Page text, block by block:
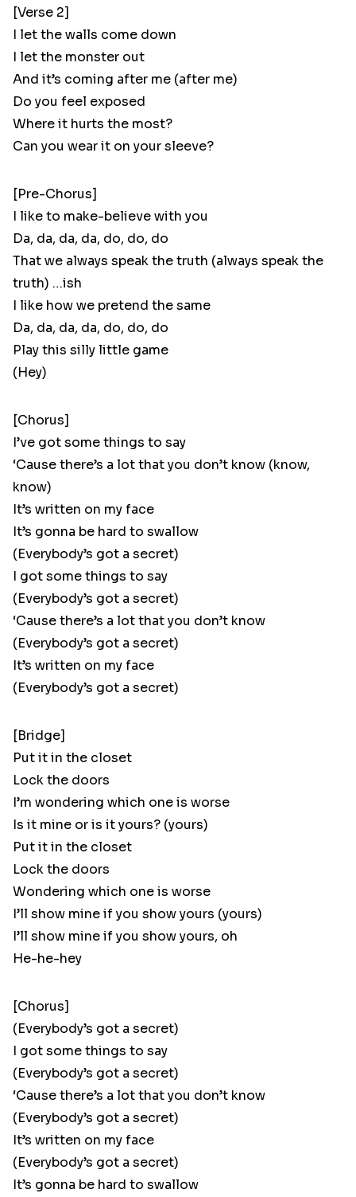
[Verse 2]
I let the walls come down
I let the monster out
And it’s coming after me (after me)
Do you feel exposed
Where it hurts the most?
Can you wear it on your sleeve?
[Pre-Chorus]
I like to make-believe with you
Da, da, da, da, do, do, do
That we always speak the truth (always speak the
truth) …ish
I like how we pretend the same
Da, da, da, da, do, do, do
Play this silly little game
(Hey)
[Chorus]
I’ve got some things to say
‘Cause there’s a lot that you don’t know (know,
know)
It’s written on my face
It’s gonna be hard to swallow
(Everybody’s got a secret)
I got some things to say
(Everybody’s got a secret)
‘Cause there’s a lot that you don’t know
(Everybody’s got a secret)
It’s written on my face
(Everybody’s got a secret)
[Bridge]
Put it in the closet
Lock the doors
I’m wondering which one is worse
Is it mine or is it yours? (yours)
Put it in the closet
Lock the doors
Wondering which one is worse
I’ll show mine if you show yours (yours)
I’ll show mine if you show yours, oh
He-he-hey
[Chorus]
(Everybody’s got a secret)
I got some things to say
(Everybody’s got a secret)
‘Cause there’s a lot that you don’t know
(Everybody’s got a secret)
It’s written on my face
(Everybody’s got a secret)
It’s gonna be hard to swallow